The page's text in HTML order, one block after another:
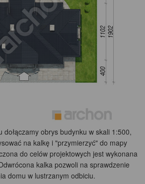
dołączamy obrys budynku w skali 1:500,
na kalkę i "przymierzyć" do mapy
do celów projektowych jest wykonana
kalka pozwoli na sprawdzenie
domu w lustrzanym odbiciu.